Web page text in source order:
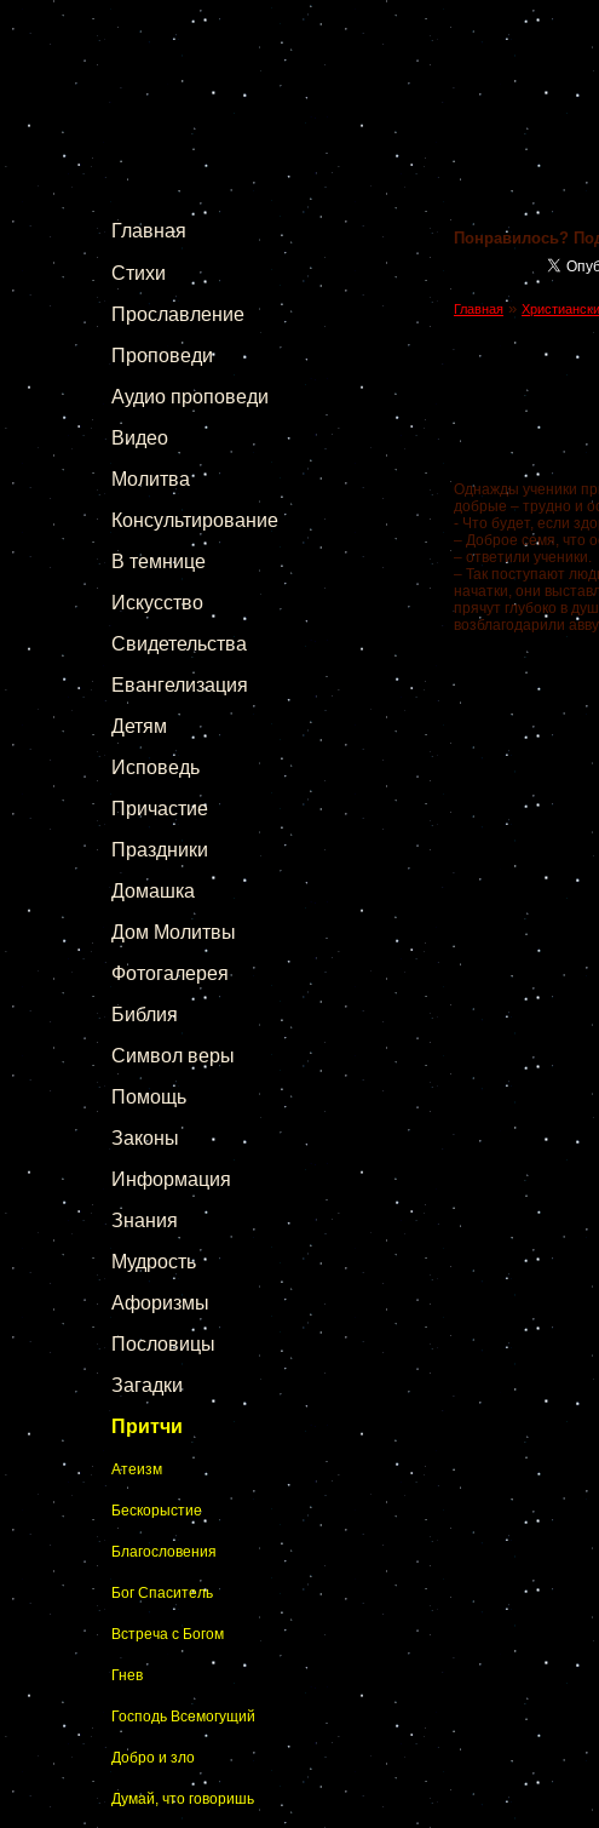
Главная
Стихи
Прославление
Проповеди
Аудио проповеди
Видео
Молитва
Консультирование
В темнице
Искусство
Свидетельства
Евангелизация
Детям
Исповедь
Причастие
Праздники
Домашка
Дом Молитвы
Фотогалерея
Библия
Символ веры
Помощь
Законы
Информация
Знания
Мудрость
Афоризмы
Пословицы
Загадки
Притчи
Атеизм
Бескорыстие
Благословения
Бог Спаситель
Встреча с Богом
Гнев
Господь Всемогущий
Добро и зло
Думай, что говоришь
Понравилось?
Главная »
Однажды ученики
добрые – трудно и
- Что будет, если
– Доброе семя, что
– ответили ученики.
– Так поступают
начатки, они
прячут глубоко в
возблагодарили